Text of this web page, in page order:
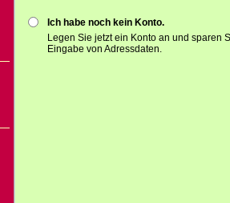
Ich habe noch kein Konto.
Legen Sie jetzt ein Konto an und sparen
Eingabe von Adressdaten.